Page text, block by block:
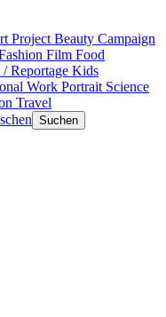
Project Beauty Campaign
Film Food
Reportage Kids
Work Portrait Science
Travel